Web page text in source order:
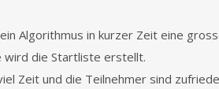
Algorithmus in kurzer Zeit eine
wird die Startliste erstellt.
Zeit und die Teilnehmer sind